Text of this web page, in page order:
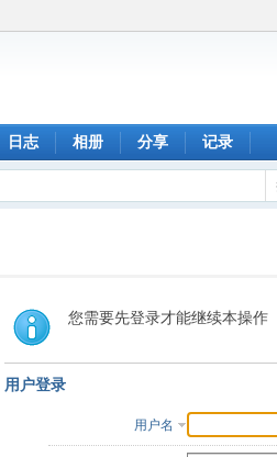
日志 相册 分享 记录
您需要先登录才能继续本操作
用户登录
用户名